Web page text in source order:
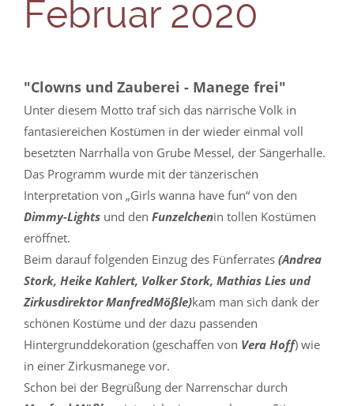
Februar 2020
"Clowns und Zauberei - Manege frei"
Unter diesem Motto traf sich das närrische Volk in
fantasiereichen Kostümen in der wieder einmal voll
besetzten Narrhalla von Grube Messel, der Sängerhalle.
Das Programm wurde mit der tänzerischen
Interpretation von „Girls wanna have fun“ von den
Dimmy-Lights und den Funzelchenin tollen Kostümen
eröffnet.
Beim darauf folgenden Einzug des Fünferrates (Andrea
Stork, Heike Kahlert, Volker Stork, Mathias Lies und
Zirkusdirektor ManfredMößle)kam man sich dank der
schönen Kostüme und der dazu passenden
Hintergrunddekoration (geschaffen von Vera Hoff) wie
in einer Zirkusmanege vor.
Schon bei der Begrüßung der Narrenschar durch